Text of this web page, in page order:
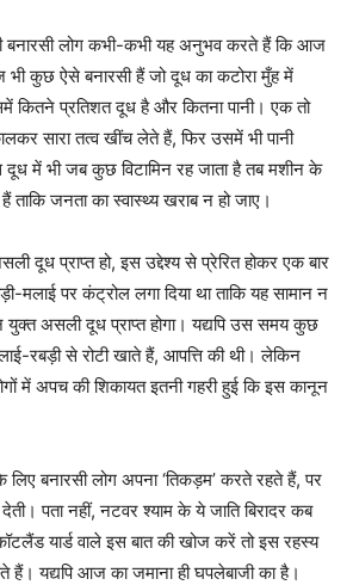
बनारसी लोग कभी-कभी यह अनुभव करते हैं कि आज
भी कुछ ऐसे बनारसी हैं जो दूध का कटोरा मुँह में
कितने प्रतिशत दूध है और कितना पानी। एक तो
सारा तत्व खींच लेते हैं, फिर उसमें भी पानी
में भी जब कुछ विटामिन रह जाता है तब मशीन के
जनता का स्वास्थ्य खराब न हो जाए।
दूध प्राप्त हो, इस उद्देश्य से प्रेरित होकर एक बार
मलाई पर कंट्रोल लगा दिया था ताकि यह सामान न
युक्त असली दूध प्राप्त होगा। यद्यपि उस समय कुछ
रबड़ी से रोटी खाते हैं, आपत्ति की थी। लेकिन
में अपच की शिकायत इतनी गहरी हुई कि इस कानून
बनारसी लोग अपना ‘तिकड़म’ करते रहते हैं, पर
पता नहीं, नटवर श्याम के ये जाति बिरादर कब
यार्ड वाले इस बात की खोज करें तो इस रहस्य
यद्यपि आज का जमाना ही घपलेबाजी का है।